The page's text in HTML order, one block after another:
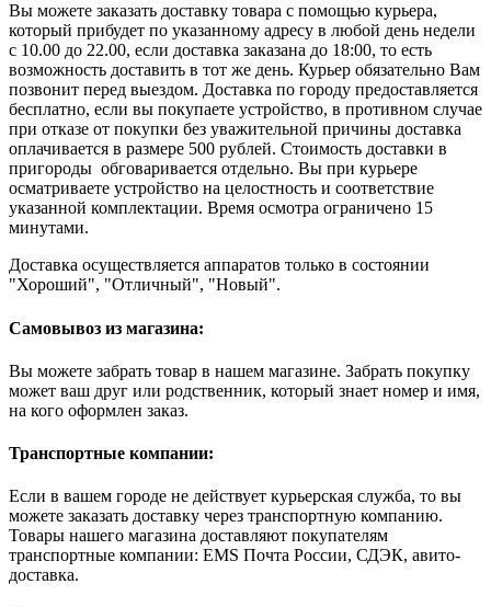
Вы можете заказать доставку товара с помощью курьера,
который прибудет по указанному адресу в любой день недели
с 10.00 до 22.00, если доставка заказана до 18:00, то есть
возможность доставить в тот же день. Курьер обязательно Вам
позвонит перед выездом. Доставка по городу предоставляется
бесплатно, если вы покупаете устройство, в противном случае
при отказе от покупки без уважительной причины доставка
оплачивается в размере 500 рублей. Стоимость доставки в
пригороды обговаривается отдельно. Вы при курьере
осматриваете устройство на целостность и соответствие
указанной комплектации. Время осмотра ограничено 15
минутами.
Доставка осуществляется аппаратов только в состоянии
"Хороший", "Отличный", "Новый".
Самовывоз из магазина:
Вы можете забрать товар в нашем магазине. Забрать покупку
может ваш друг или родственник, который знает номер и имя,
на кого оформлен заказ.
Транспортные компании:
Если в вашем городе не действует курьерская служба, то вы
можете заказать доставку через транспортную компанию.
Товары нашего магазина доставляют покупателям
транспортные компании: EMS Почта России, СДЭК, авито-
доставка.